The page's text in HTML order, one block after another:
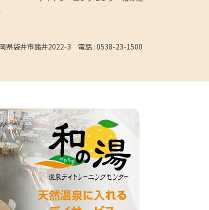
県袋井市諸井2022-3 電話 : 0538-23-1500